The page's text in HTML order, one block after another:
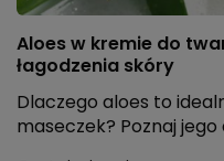
Aloes w kremie do
łagodzenia skóry
Dlaczego aloes to
maseczek? Poznaj